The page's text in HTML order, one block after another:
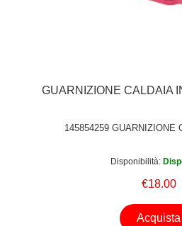
GUARNIZIONE CALDAIA
145854259 GUARNIZIONE
Disponibilità:
€18.00
Acquista